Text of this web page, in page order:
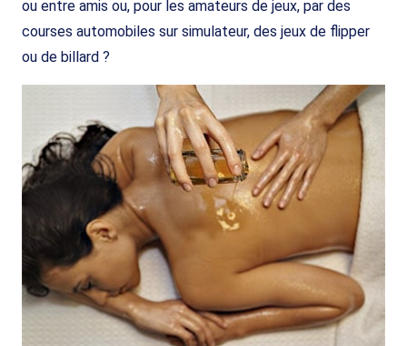
ou entre amis ou, pour les amateurs de jeux, par des
courses automobiles sur simulateur, des jeux de flipper
ou de billard ?